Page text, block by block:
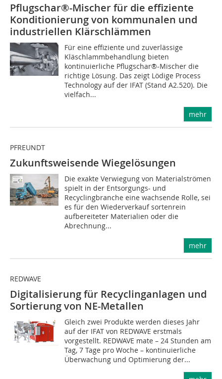
Pflugschar®-Mischer für die effiziente
Konditionierung von kommunalen und
industriellen Klärschlämmen
Für eine effiziente und zuverlässige
Kläschlamm­behandlung bieten
kontinuierliche Pflugschar®-Mischer die
richtige Lösung. Das zeigt Lödige Process
Technology auf der IFAT (Stand A2.520). Die
vielfach...
mehr
PFREUNDT
Zukunftsweisende Wiegelösungen
Die exakte Verwiegung von Materialströmen
spielt in der Entsorgungs- und
Recyclingbranche eine wachsende Rolle, sei
es für den Wieder­verkauf sortenrein
aufbereiteter Materialien oder die
Abrechnung...
mehr
REDWAVE
Digitalisierung für Recyclinganlagen und
Sortierung von NE-Metallen
Gleich zwei Produkte werden dieses Jahr
auf der IFAT von REDWAVE erstmals
vorgestellt. REDWAVE mate – 24 Stunden am
Tag, 7 Tage pro Woche – kontinuierliche
Überwachung und Optimierung der...